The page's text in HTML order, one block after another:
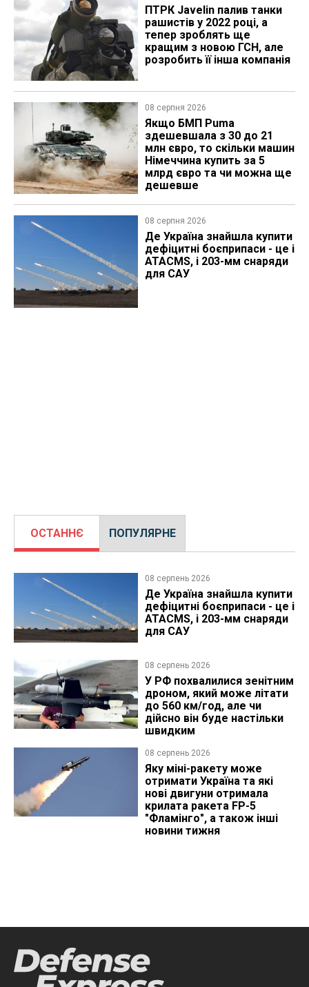
ПТРК Javelin палив танки
рашистів у 2022 році, а
тепер зроблять ще
кращим з новою ГСН, але
розробить її інша компанія
08 серпня 2026
Якщо БМП Puma
здешевшала з 30 до 21
млн євро, то скільки машин
Німеччина купить за 5
млрд євро та чи можна ще
дешевше
08 серпня 2026
Де Україна знайшла купити
дефіцитні боєприпаси - це і
ATACMS, і 203-мм снаряди
для САУ
ОСТАННЄ ПОПУЛЯРНЕ
08 серпень 2026
Де Україна знайшла купити
дефіцитні боєприпаси - це і
ATACMS, і 203-мм снаряди
для САУ
08 серпень 2026
У РФ похвалилися зенітним
дроном, який може літати
до 560 км/год, але чи
дійсно він буде настільки
швидким
08 серпень 2026
Яку міні-ракету може
отримати Україна та які
нові двигуни отримала
крилата ракета FP-5
"Фламінго", а також інші
новини тижня